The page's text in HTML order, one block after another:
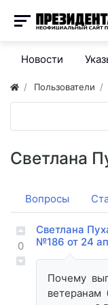
Новости
Пользователи
Светлана
Вопросы
0
Светлана
№186 от 24
Почему
ветеранам